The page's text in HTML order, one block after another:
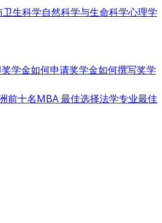
卫生科学自然科学与生命科学心理学
学金如何申请奖学金如何撰写奖学
前十名MBA 最佳选择法学专业最佳